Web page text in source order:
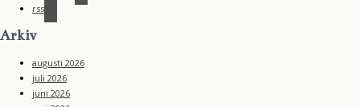
rss
Arkiv
augusti 2026
juli 2026
juni 2026